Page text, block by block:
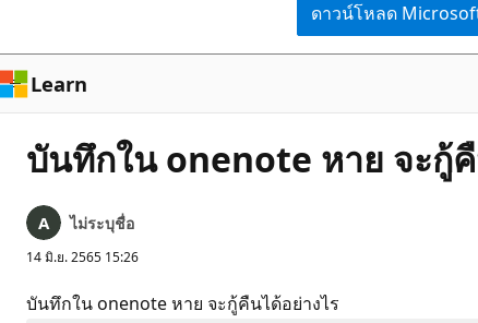
ดาวน์โหลด
Learn
บันทึกใน onenote หาย จะกู้
ไม่ระบุชื่อ
14 มิ.ย. 2565 15:26
บันทึกใน onenote หาย จะกู้คืนได้อย่างไร